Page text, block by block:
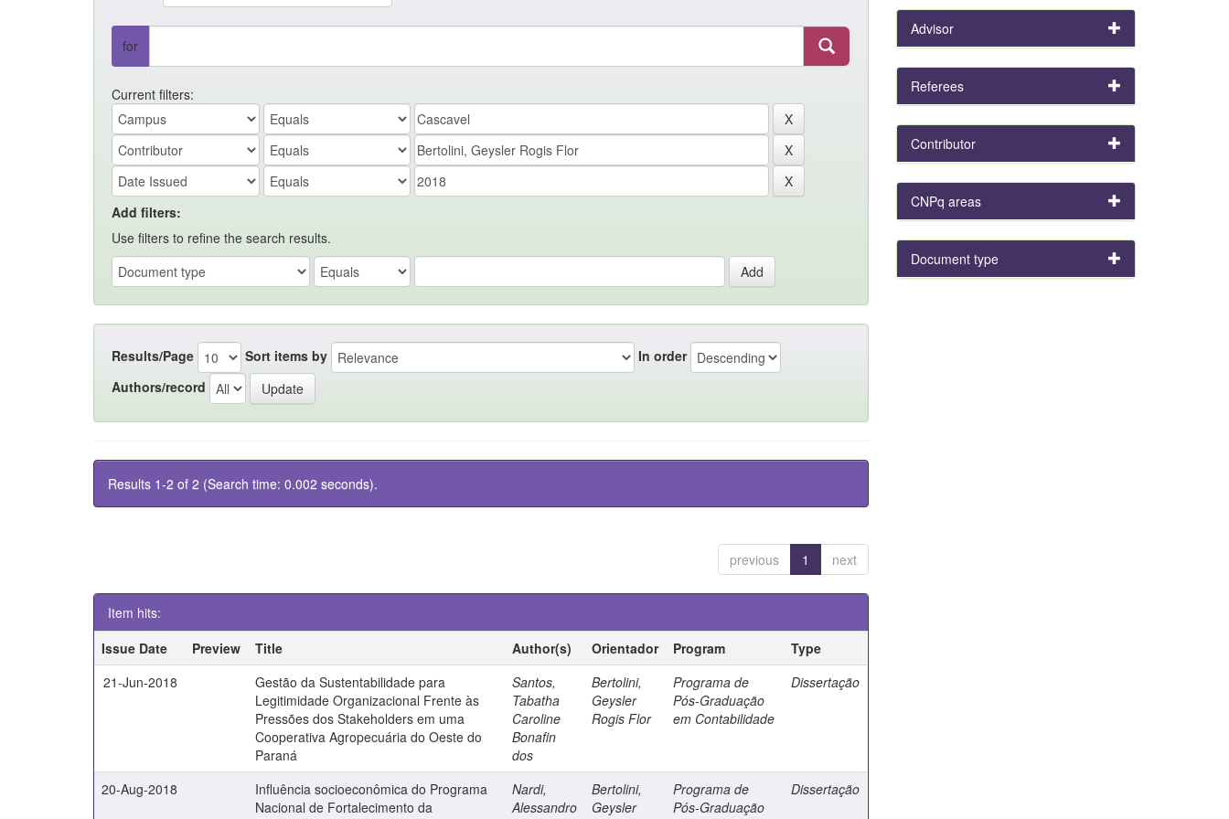
for
Current filters:
Add filters:
Use filters to refine the search results.
Results/Page Sort items by
In order
Authors/record
Results 1-2 of 2 (Search time: 0.002 seconds).
previous 1 next
Item hits:
Issue Date
Preview Title Author(s) Orientador Program
Type
21-Jun-2018
Gestão da Sustentabilidade para
Legitimidade Organizacional Frente às
Pressões dos Stakeholders em uma
Cooperativa Agropecuária do Oeste do
Paraná
Santos,
Tabatha
Caroline
Bonafin
dos
Bertolini,
Geysler
Rogis Flor
Programa de
Pós-Graduação
em Contabilidade
Dissertação
20-Aug-2018
Influência socioeconômica do Programa
Nacional de Fortalecimento da
Nardi,
Alessandro
Bertolini,
Geysler
Programa de
Pós-Graduação
Dissertação
Advisor
Referees
Contributor
CNPq areas
Document type